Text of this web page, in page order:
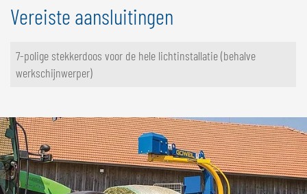
Vereiste aansluitingen
7-polige stekkerdoos voor de hele lichtinstallatie (behalve
werkschijnwerper)